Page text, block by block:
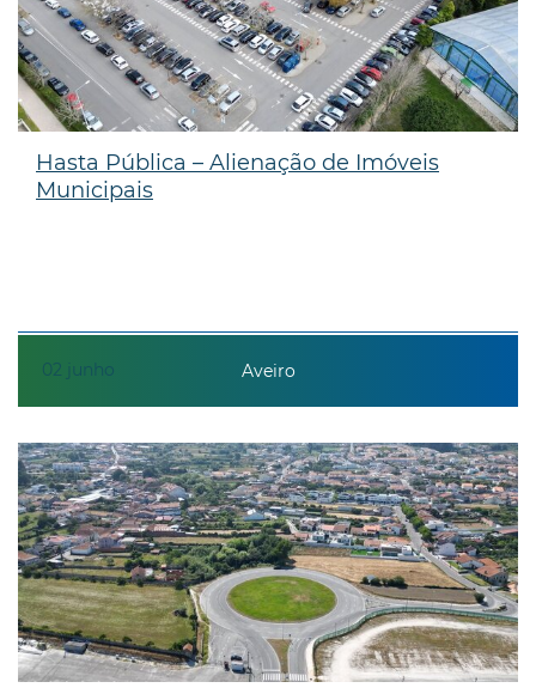
02 junho
Hasta Pública – Alienação de Imóveis
Municipais
Aveiro